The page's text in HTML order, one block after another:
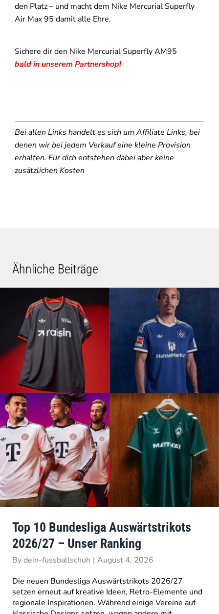
den Platz – und macht dem Nike Mercurial Superfly
Air Max 95 damit alle Ehre.
Sichere dir den Nike Mercurial Superfly AM95
bald in unserem Partnershop!
Bei allen Links handelt es sich um Affiliate Links, bei
denen wir bei jedem Verkauf eine kleine Provision
erhalten. Für dich entstehen dabei aber keine
zusätzlichen Kosten
Ähnliche Beiträge
Top 10 Bundesliga Auswärtstrikots
2026/27 – Unser Ranking
Bydein-fussballschuh | August 4, 2026
Die neuen Bundesliga Auswärtstrikots 2026/27
setzen erneut auf kreative Ideen, Retro-Elemente und
regionale Inspirationen. Während einige Vereine auf